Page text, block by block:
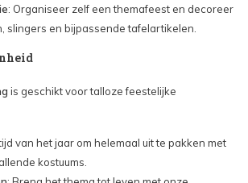
: Organiseer zelf een themafeest en decoreer
slingers en bijpassende tafelartikelen.
is geschikt voor talloze feestelijke
van het jaar om helemaal uit te pakken met
kostuums.